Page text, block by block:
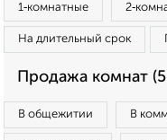
1‑комнатные
На длительный срок
Продажа комнат
В общежитии В